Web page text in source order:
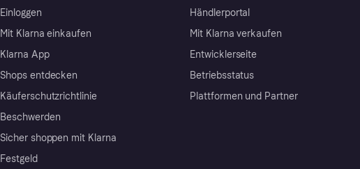
Einloggen
Mit Klarna einkaufen
Klarna App
Shops entdecken
Käuferschutzrichtlinie
Beschwerden
Sicher shoppen mit Klarna
Festgeld
Händlerportal
Mit Klarna verkaufen
Entwicklerseite
Betriebsstatus
Plattformen und Partner